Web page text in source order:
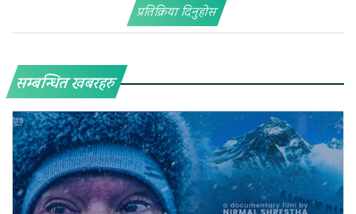
प्रतिक्रिया दिनुहोस
सम्बन्धित खबरहरु